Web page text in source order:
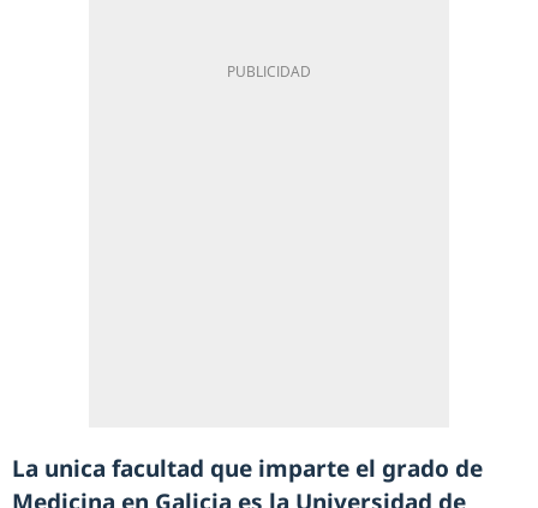
La unica facultad que imparte el grado de